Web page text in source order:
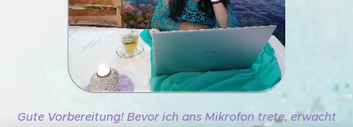
Gute Vorbereitung! Bevor ich ans Mikrofon trete, erwacht